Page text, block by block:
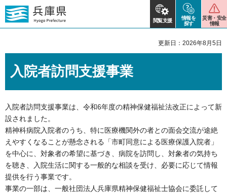
閲覧支援
情報を
探す
災害・安全
情報
更新日：2026年8月5日
入院者訪問支援事業
入院者訪問支援事業は、令和6年度の精神保健福祉法改正によって新
設されました。
精神科病院入院者のうち、特に医療機関外の者との面会交流が途絶
えやすくなることが懸念される「市町同意による医療保護入院者」
を中心に、対象者の希望に基づき、病院を訪問し、対象者の気持ち
を聴き、入院生活に関する一般的な相談を受け、必要に応じて情報
提供を行う事業です。
事業の一部は、一般社団法人兵庫県精神保健福祉士協会に委託して